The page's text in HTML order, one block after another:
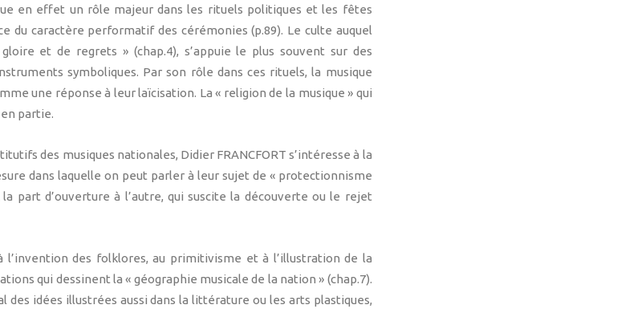
en effet un rôle majeur dans les rituels politiques et les fêtes
du caractère performatif des cérémonies (p.89). Le culte auquel
et de regrets » (chap.4), s’appuie le plus souvent sur des
symboliques. Par son rôle dans ces rituels, la musique
une réponse à leur laïcisation. La « religion de la musique » qui
partie.
des musiques nationales, Didier FRANCFORT s’intéresse à la
dans laquelle on peut parler à leur sujet de « protectionnisme
part d’ouverture à l’autre, qui suscite la découverte ou le rejet
l’invention des folklores, au primitivisme et à l’illustration de la
qui dessinent la « géographie musicale de la nation » (chap.7).
des idées illustrées aussi dans la littérature ou les arts plastiques,